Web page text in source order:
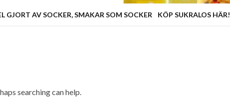
GJORT AV SOCKER, SMAKAR SOM SOCKER KÖP SUKRALOS HÄR!
searching can help.